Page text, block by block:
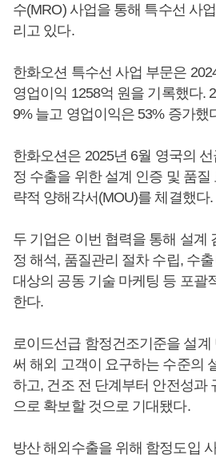
수(MRO) 사업을 통해 특수선 사
리고 있다.
한화오션 특수선 사업 부문은
영업이익 1258억 원을 기록했다.
9% 늘고 영업이익은 53% 증가했
한화오션은 2025년 6월 영국의
정 수출을 위한 설계 인증 및 품질
략적 양해각서(MOU)를 체결했다.
두 기업은 이번 협력을 통해 설계
정 해석, 품질관리 절차 수립, 수
대상의 공동 기술 마케팅 등 포괄
한다.
로이드선급 함정건조기준을 설
써 해외 고객이 요구하는 수준의
하고, 건조 전 단계부터 안전성과
으로 확보할 것으로 기대됐다.
방산 해외수출을 위해 함정도입